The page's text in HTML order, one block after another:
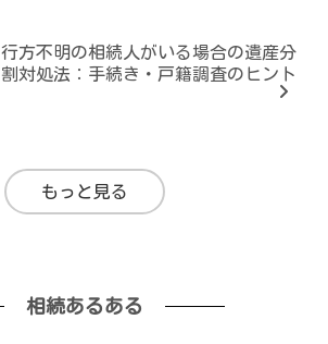
行方不明の相続人がいる場合の遺産分
割対処法：手続き・戸籍調査のヒント
もっと見る
相続あるある